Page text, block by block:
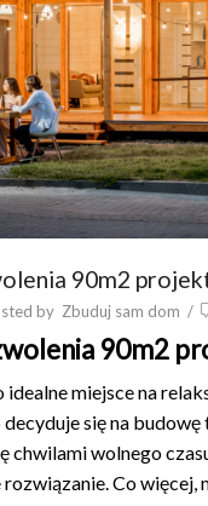
90m2
by Zbuduj sam dom /
90m2
miejsce na
się na
chwilami wolnego
Co więcej,